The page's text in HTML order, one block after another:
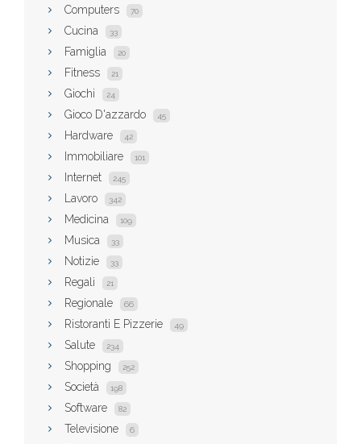
Computers 70
Cucina 33
Famiglia 20
Fitness 21
Giochi 24
Gioco D'azzardo 45
Hardware 42
Immobiliare 101
Internet 245
Lavoro 342
Medicina 109
Musica 33
Notizie 33
Regali 21
Regionale 66
Ristoranti E Pizzerie 49
Salute 234
Shopping 252
Società 198
Software 82
Televisione 6